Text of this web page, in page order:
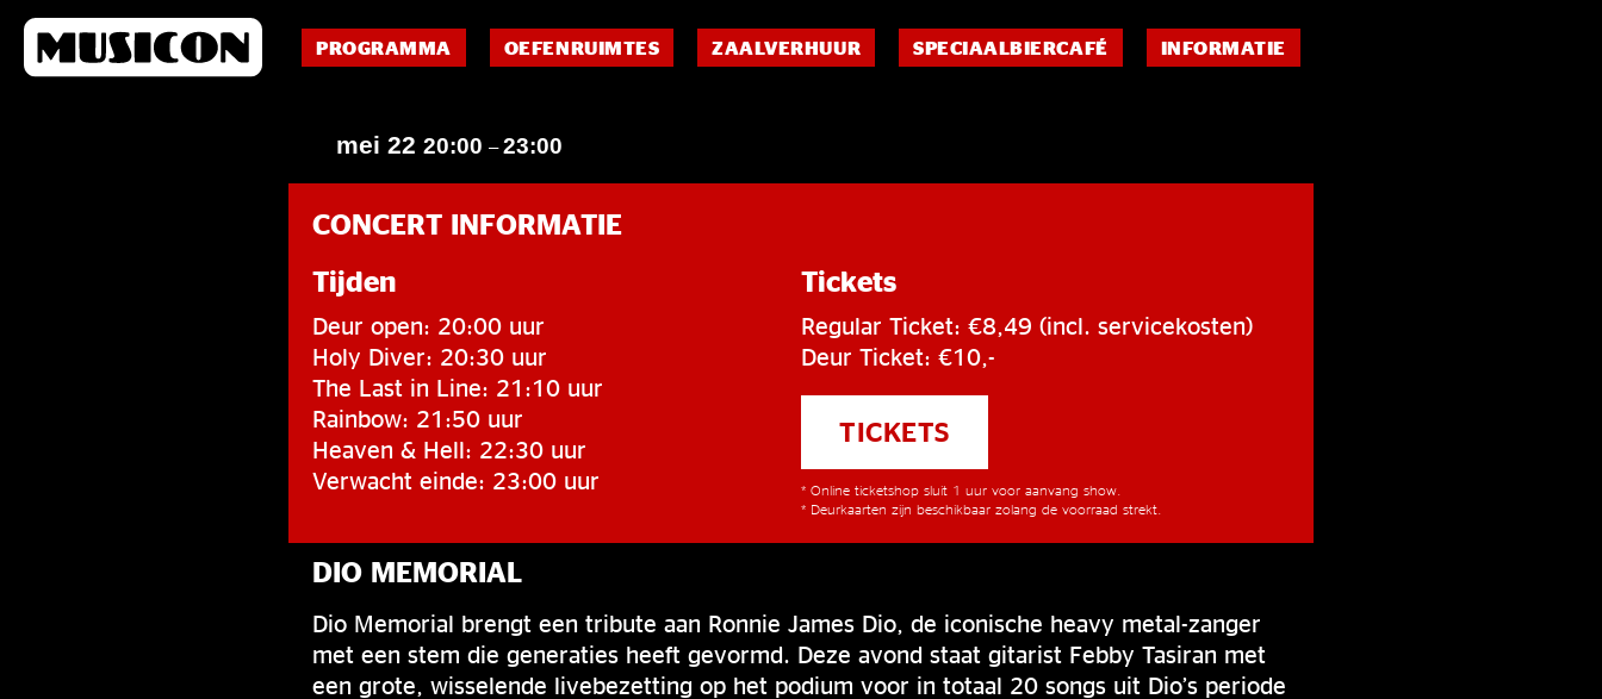
PROGRAMMA OEFENRUIMTES ZAALVERHUUR SPECIAALBIERCAFÉ INFORMATIE
mei 22 20:00 –23:00
CONCERT INFORMATIE
Tijden
Deur open: 20:00 uur
Holy Diver: 20:30 uur
The Last in Line: 21:10 uur
Rainbow: 21:50 uur
Heaven & Hell: 22:30 uur
Verwacht einde: 23:00 uur
Tickets
Regular Ticket: €8,49 (incl. servicekosten)
Deur Ticket: €10,-
TICKETS
* Online ticketshop sluit 1 uur voor aanvang show.
* Deurkaarten zijn beschikbaar zolang de voorraad strekt.
DIO MEMORIAL
Dio Memorial brengt een tribute aan Ronnie James Dio, de iconische heavy metal-zanger
met een stem die generaties heeft gevormd. Deze avond staat gitarist Febby Tasiran met
een grote, wisselende livebezetting op het podium voor in totaal 20 songs uit Dio’s periode